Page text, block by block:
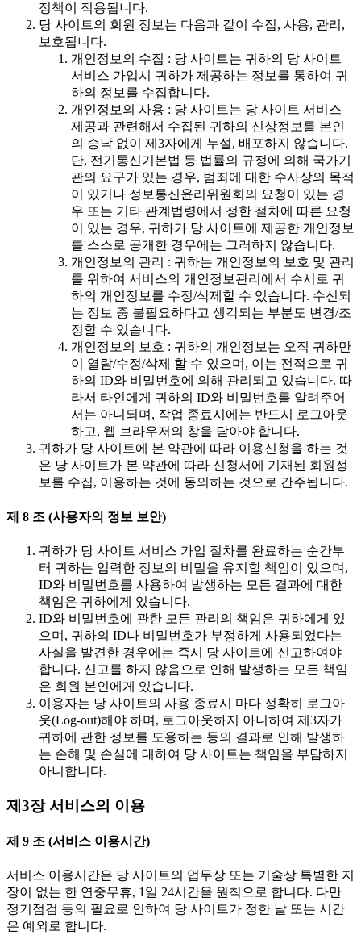
정책이 적용됩니다.
당 사이트의 회원 정보는 다음과 같이 수집, 사용, 관리,
보호됩니다.
개인정보의 수집 : 당 사이트는 귀하의 당 사이트
서비스 가입시 귀하가 제공하는 정보를 통하여 귀
하의 정보를 수집합니다.
개인정보의 사용 : 당 사이트는 당 사이트 서비스
제공과 관련해서 수집된 귀하의 신상정보를 본인
의 승낙 없이 제3자에게 누설, 배포하지 않습니다.
단, 전기통신기본법 등 법률의 규정에 의해 국가기
관의 요구가 있는 경우, 범죄에 대한 수사상의 목적
이 있거나 정보통신윤리위원회의 요청이 있는 경
우 또는 기타 관계법령에서 정한 절차에 따른 요청
이 있는 경우, 귀하가 당 사이트에 제공한 개인정보
를 스스로 공개한 경우에는 그러하지 않습니다.
개인정보의 관리 : 귀하는 개인정보의 보호 및 관리
를 위하여 서비스의 개인정보관리에서 수시로 귀
하의 개인정보를 수정/삭제할 수 있습니다. 수신되
는 정보 중 불필요하다고 생각되는 부분도 변경/조
정할 수 있습니다.
개인정보의 보호 : 귀하의 개인정보는 오직 귀하만
이 열람/수정/삭제 할 수 있으며, 이는 전적으로 귀
하의 ID와 비밀번호에 의해 관리되고 있습니다. 따
라서 타인에게 귀하의 ID와 비밀번호를 알려주어
서는 아니되며, 작업 종료시에는 반드시 로그아웃
하고, 웹 브라우저의 창을 닫아야 합니다.
귀하가 당 사이트에 본 약관에 따라 이용신청을 하는 것
은 당 사이트가 본 약관에 따라 신청서에 기재된 회원정
보를 수집, 이용하는 것에 동의하는 것으로 간주됩니다.
제 8 조 (사용자의 정보 보안)
귀하가 당 사이트 서비스 가입 절차를 완료하는 순간부
터 귀하는 입력한 정보의 비밀을 유지할 책임이 있으며,
ID와 비밀번호를 사용하여 발생하는 모든 결과에 대한
책임은 귀하에게 있습니다.
ID와 비밀번호에 관한 모든 관리의 책임은 귀하에게 있
으며, 귀하의 ID나 비밀번호가 부정하게 사용되었다는
사실을 발견한 경우에는 즉시 당 사이트에 신고하여야
합니다. 신고를 하지 않음으로 인해 발생하는 모든 책임
은 회원 본인에게 있습니다.
이용자는 당 사이트의 사용 종료시 마다 정확히 로그아
웃(Log-out)해야 하며, 로그아웃하지 아니하여 제3자가
귀하에 관한 정보를 도용하는 등의 결과로 인해 발생하
는 손해 및 손실에 대하여 당 사이트는 책임을 부담하지
아니합니다.
제3장 서비스의 이용
제 9 조 (서비스 이용시간)
서비스 이용시간은 당 사이트의 업무상 또는 기술상 특별한 지
장이 없는 한 연중무휴, 1일 24시간을 원칙으로 합니다. 다만
정기점검 등의 필요로 인하여 당 사이트가 정한 날 또는 시간
은 예외로 합니다.